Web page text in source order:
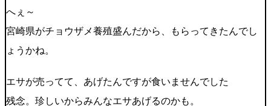
へぇ～
宮崎県がチョウザメ養殖盛んだから、もらってきたんでし
ょうかね。
エサが売ってて、あげたんですが食いませんでした
残念。珍しいからみんなエサあげるのかも。